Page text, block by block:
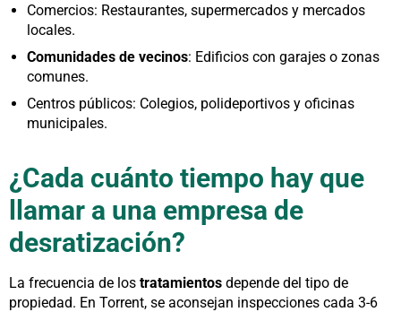
Comercios: Restaurantes, supermercados y mercados
locales.
Comunidades de vecinos: Edificios con garajes o zonas
comunes.
Centros públicos: Colegios, polideportivos y oficinas
municipales.
¿Cada cuánto tiempo hay que
llamar a una empresa de
desratización?
La frecuencia de los tratamientos depende del tipo de
propiedad. En Torrent, se aconsejan inspecciones cada 3-6